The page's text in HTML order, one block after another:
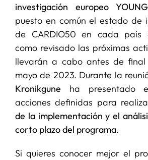
investigación europeo
puesto en común el estado de
de CARDIO50 en cada país
como revisado las próximas
llevarán a cabo antes de
mayo de 2023. Durante la
Kronikgune ha presentado
acciones definidas para
de la implementación y el
corto plazo del programa.
Si quieres conocer mejor el